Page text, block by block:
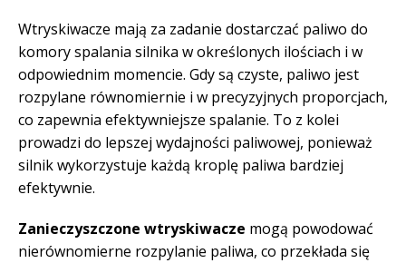
Wtryskiwacze mają za zadanie dostarczać paliwo do
komory spalania silnika w określonych ilościach i w
odpowiednim momencie. Gdy są czyste, paliwo jest
rozpylane równomiernie i w precyzyjnych proporcjach,
co zapewnia efektywniejsze spalanie. To z kolei
prowadzi do lepszej wydajności paliwowej, ponieważ
silnik wykorzystuje każdą kroplę paliwa bardziej
efektywnie.
Zanieczyszczone wtryskiwacze mogą powodować
nierównomierne rozpylanie paliwa, co przekłada się